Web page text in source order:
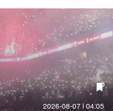
04:05 | 2026-08-07